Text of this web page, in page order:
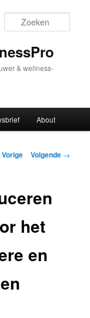
& wellness-
About
Vorige Volgende →
het
en